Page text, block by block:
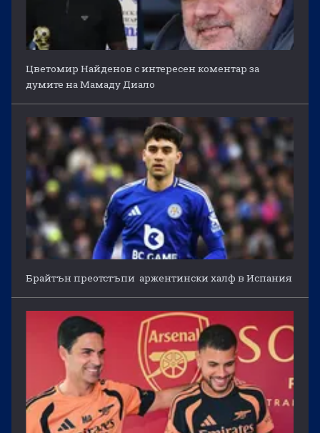
Цветомир Найденов с интересен коментар за
думите на Мамаду Диало
Брайтън преотстъпи аржентински халф в Испания